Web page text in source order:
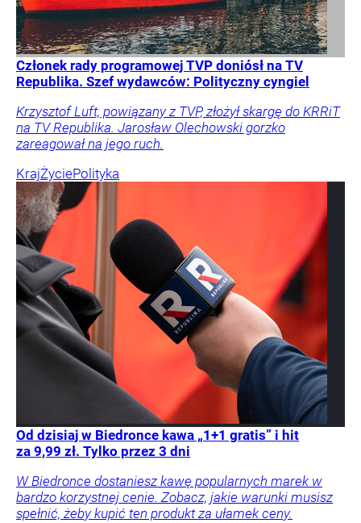
Członek rady programowej TVP doniósł na TV
Republika. Szef wydawców: Polityczny cyngiel
Krzysztof Luft, powiązany z TVP, złożył skargę do KRRiT
na TV Republika. Jarosław Olechowski gorzko
zareagował na jego ruch.
KrajŻyciePolityka
Od dzisiaj w Biedronce kawa „1+1 gratis” i hit
za 9,99 zł. Tylko przez 3 dni
W Biedronce dostaniesz kawę popularnych marek w
bardzo korzystnej cenie. Zobacz, jakie warunki musisz
spełnić, żeby kupić ten produkt za ułamek ceny.